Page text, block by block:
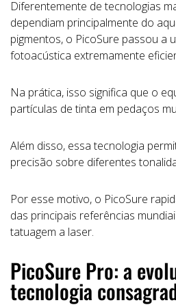
Diferentemente de tecnologias
dependiam principalmente do
pigmentos, o PicoSure passou a
fotoacústica extremamente
Na prática, isso significa que o
partículas de tinta em pedaços
Além disso, essa tecnologia
precisão sobre diferentes
Por esse motivo, o PicoSure
das principais referências
tatuagem a laser.
PicoSure Pro: a
tecnologia